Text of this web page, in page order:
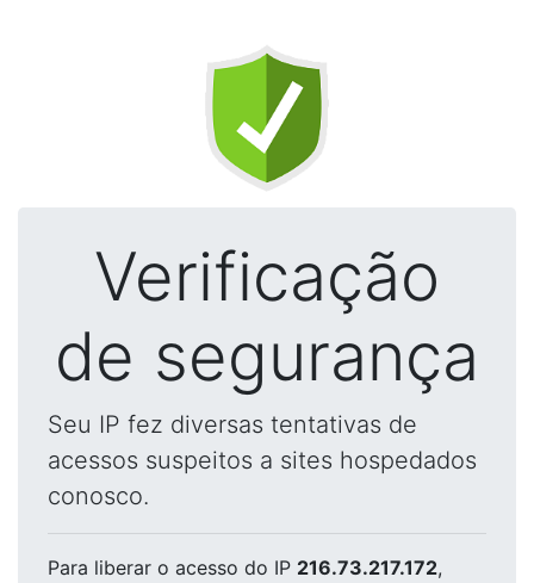
Verificação
de segurança
Seu IP fez diversas tentativas de
acessos suspeitos a sites hospedados
conosco.
Para liberar o acesso do IP 216.73.217.172,